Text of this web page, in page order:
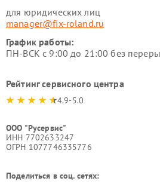
для юридических лиц
manager@fix-roland.ru
График работы:
ПН-ВСК с 9:00 до 21:00 без
Рейтинг сервисного центра
4.9-5.0
ООО "Русервис"
ИНН 7702633247
ОГРН 1077746335776
Поделиться в соц. сетях: